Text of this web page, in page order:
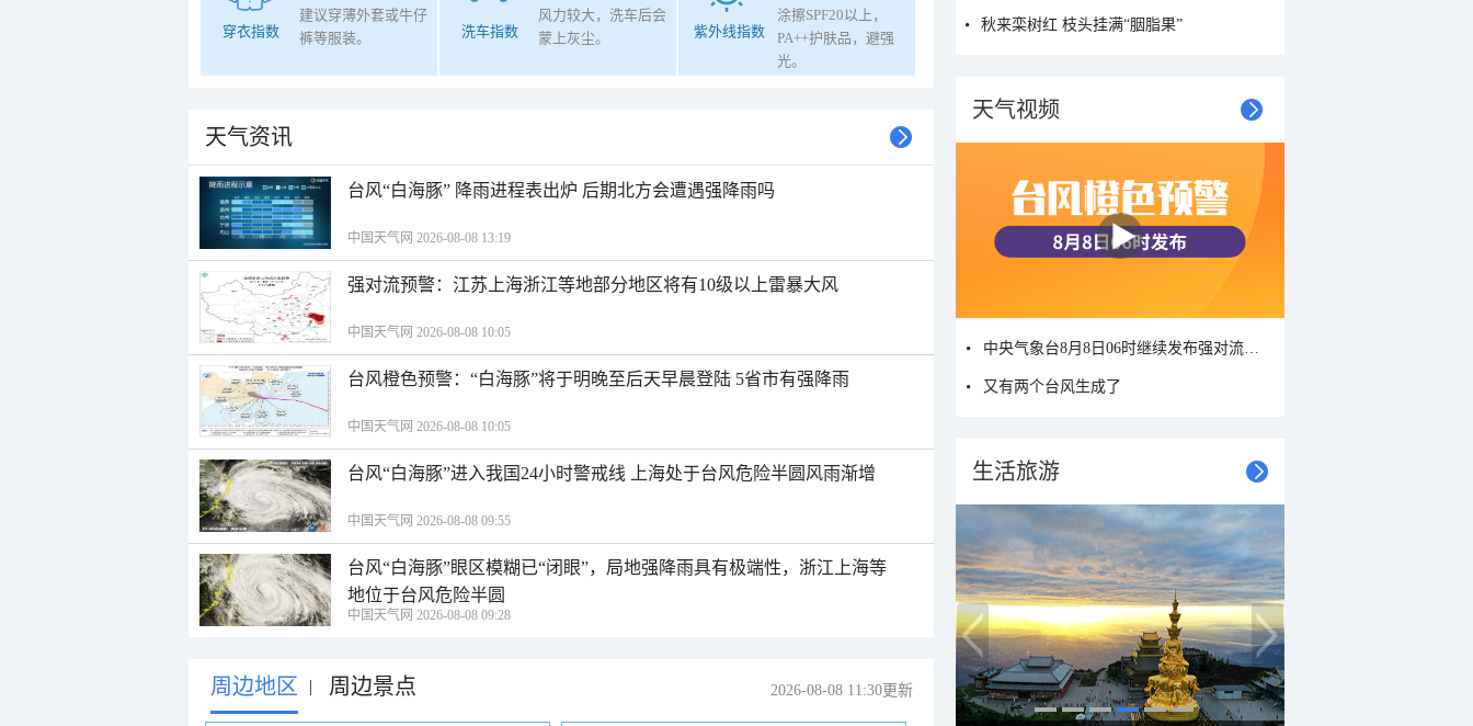
穿衣指数
建议穿薄外套或牛仔
裤等服装。
洗车指数
风力较大，洗车后会
蒙上灰尘。
紫外线指数
涂擦SPF20以上，
PA++护肤品，避强
光。
天气资讯
台风“白海豚” 降雨进程表出炉 后期北方会遭遇强降雨吗
中国天气网 2026-08-08 13:19
强对流预警：江苏上海浙江等地部分地区将有10级以上雷暴大风
中国天气网 2026-08-08 10:05
台风橙色预警：“白海豚”将于明晚至后天早晨登陆 5省市有强降雨
中国天气网 2026-08-08 10:05
台风“白海豚”进入我国24小时警戒线 上海处于台风危险半圆风雨渐增
中国天气网 2026-08-08 09:55
台风“白海豚”眼区模糊已“闭眼”，局地强降雨具有极端性，浙江上海等
地位于台风危险半圆
中国天气网 2026-08-08 09:28
周边地区 | 周边景点 2026-08-08 11:30更新
秋来栾树红 枝头挂满“胭脂果”
天气视频
又有两个台风生成了
生活旅游